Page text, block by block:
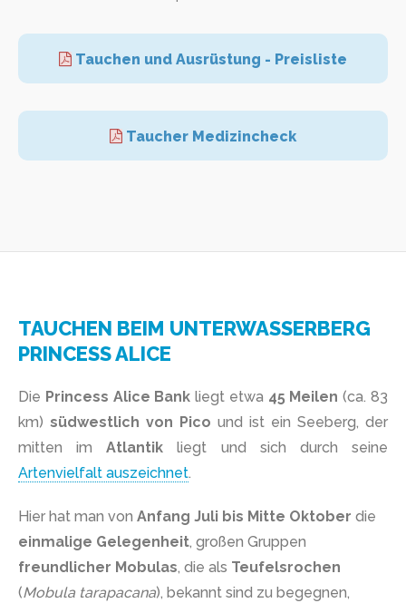
Tauchen und Ausrüstung - Preisliste
Taucher Medizincheck
TAUCHEN BEIM UNTERWASSERBERG
PRINCESS ALICE
Die Princess Alice Bank liegt etwa 45 Meilen (ca. 83
km) südwestlich von Pico und ist ein Seeberg, der
mitten imAtlantik liegt und sich durch seine
Artenvielfalt auszeichnet.
Hier hat man von Anfang Juli bis Mitte Oktober die
einmalige Gelegenheit, großen Gruppen
freundlicher Mobulas, die als Teufelsrochen
(Mobula tarapacana), bekannt sind zu begegnen,